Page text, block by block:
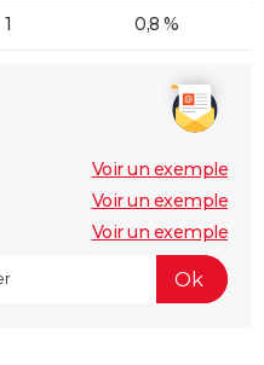
1 0,8 %
Voir un exemple
Voir un exemple
Voir un exemple